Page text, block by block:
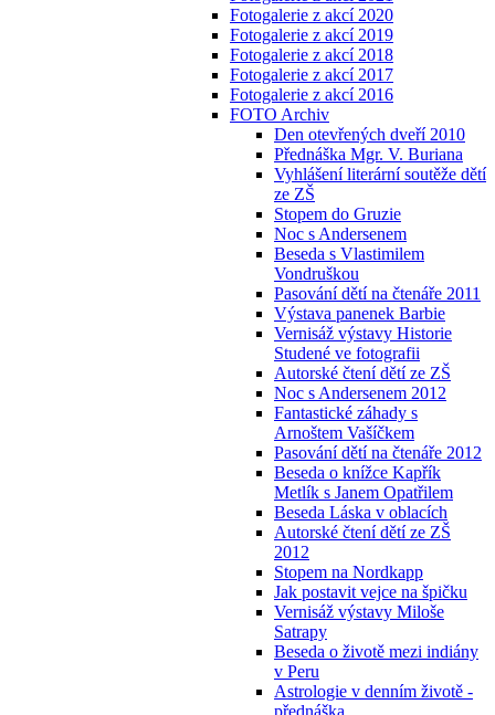
Fotogalerie z akcí 2020
Fotogalerie z akcí 2019
Fotogalerie z akcí 2018
Fotogalerie z akcí 2017
Fotogalerie z akcí 2016
FOTO Archiv
Den otevřených dveří 2010
Přednáška Mgr. V. Buriana
Vyhlášení literární soutěže dětí
ze ZŠ
Stopem do Gruzie
Noc s Andersenem
Beseda s Vlastimilem
Vondruškou
Pasování dětí na čtenáře 2011
Výstava panenek Barbie
Vernisáž výstavy Historie
Studené ve fotografii
Autorské čtení dětí ze ZŠ
Noc s Andersenem 2012
Fantastické záhady s
Arnoštem Vašíčkem
Pasování dětí na čtenáře 2012
Beseda o knížce Kapřík
Metlík s Janem Opatřilem
Beseda Láska v oblacích
Autorské čtení dětí ze ZŠ
2012
Stopem na Nordkapp
Jak postavit vejce na špičku
Vernisáž výstavy Miloše
Satrapy
Beseda o životě mezi indiány
v Peru
Astrologie v denním životě -
přednáška